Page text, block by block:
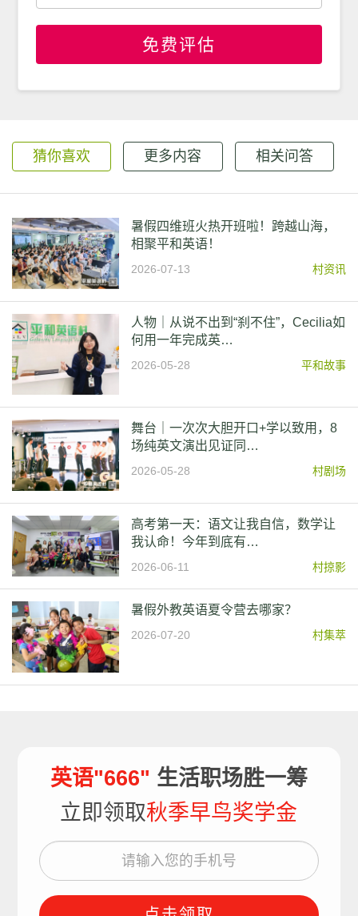
免费评估
猜你喜欢 更多内容 相关问答
暑假四维班火热开班啦！跨越山海，
相聚平和英语！
2026-07-13 村资讯
人物｜从说不出到“刹不住”，Cecilia如
何用一年完成英…
2026-05-28 平和故事
舞台｜一次次大胆开口+学以致用，8
场纯英文演出见证同…
2026-05-28 村剧场
高考第一天：语文让我自信，数学让
我认命！今年到底有…
2026-06-11 村掠影
暑假外教英语夏令营去哪家？
2026-07-20 村集萃
英语"666" 生活职场胜一筹
立即领取秋季早鸟奖学金